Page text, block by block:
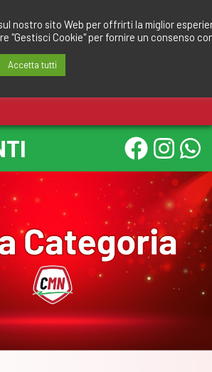
nostro sito Web per offrirti la miglior
"Gestisci Cookie" per fornire un consenso
Accetta tutti